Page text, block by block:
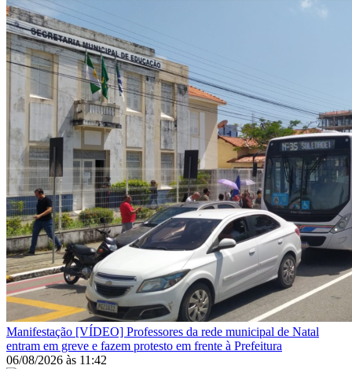
Manifestação [VÍDEO] Professores da rede municipal de Natal
entram em greve e fazem protesto em frente à Prefeitura
06/08/2026 às 11:42